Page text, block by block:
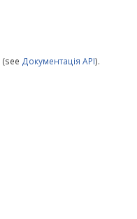
(see Документація API).